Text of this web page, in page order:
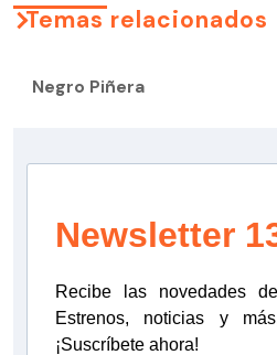
Temas relacionados
Negro Piñera
Newsletter
Recibe las novedades
Estrenos, noticias y
¡Suscríbete ahora!